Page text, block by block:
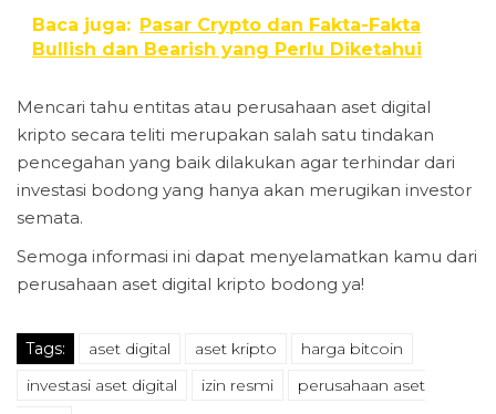
Baca juga: Pasar Crypto dan Fakta-Fakta
Bullish dan Bearish yang Perlu Diketahui
Mencari tahu entitas atau perusahaan aset digital
kripto secara teliti merupakan salah satu tindakan
pencegahan yang baik dilakukan agar terhindar dari
investasi bodong yang hanya akan merugikan investor
semata.
Semoga informasi ini dapat menyelamatkan kamu dari
perusahaan aset digital kripto bodong ya!
Tags: aset digital aset kripto
harga bitcoin
investasi aset digital
izin resmi
perusahaan aset